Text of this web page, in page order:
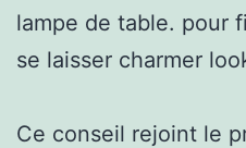
lampe de table. pour
se laisser charmer
Ce conseil rejoint le